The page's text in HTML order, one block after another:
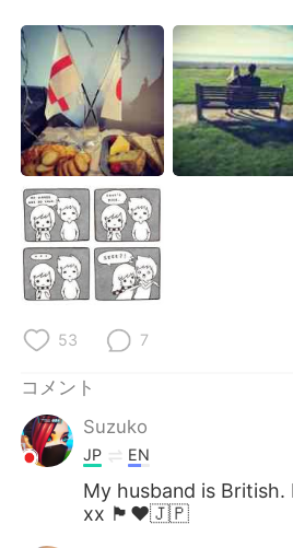
繁體中文 Español
العربية Français
Deutsch 한국어
Русский
Indonesia
Türkçe
Português
53 7
コメント
Suzuko
JP EN
My husband is
xx 🏴󠁧󠁢󠁥󠁮󠁧󠁿♥️🇯🇵